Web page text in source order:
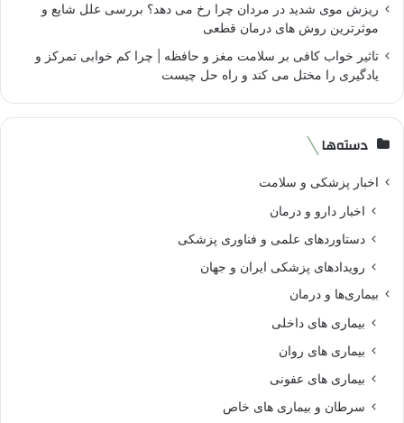
ریزش موی شدید در مردان چرا رخ می دهد؟ بررسی علل شایع و
موثرترین روش های درمان قطعی
تاثیر خواب کافی بر سلامت مغز و حافظه | چرا کم خوابی تمرکز و
یادگیری را مختل می کند و راه حل چیست
دسته‌ها
اخبار پزشکی و سلامت
اخبار دارو و درمان
دستاوردهای علمی و فناوری پزشکی
رویدادهای پزشکی ایران و جهان
بیماری‌ها و درمان
بیماری های داخلی
بیماری های روان‌
بیماری های عفونی
سرطان و بیماری های خاص